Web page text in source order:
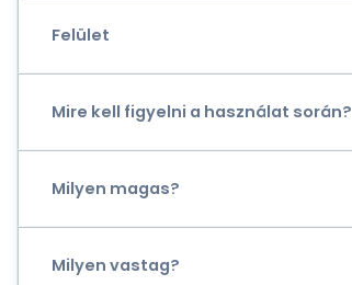
Felület
Mire kell figyelni a használat során?
Milyen magas?
Milyen vastag?